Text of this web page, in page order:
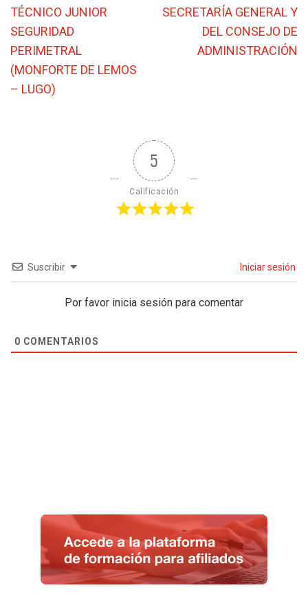
TÉCNICO JUNIOR
SEGURIDAD
PERIMETRAL
(MONFORTE DE LEMOS
– LUGO)
SECRETARÍA GENERAL Y
DEL CONSEJO DE
ADMINISTRACIÓN
5
Calificación
Suscribir Iniciar sesión
Por favor inicia sesión para comentar
0 COMENTARIOS